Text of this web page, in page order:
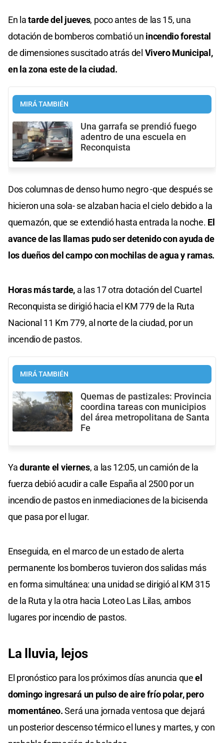
En latarde del jueves, poco antes de las 15, una
dotación de bomberos combatió un incendio forestal
de dimensiones suscitado atrás del Vivero Municipal,
en la zona este de la ciudad.
MIRÁ TAMBIÉN
Una garrafa se prendió fuego
adentro de una escuela en
Reconquista
Dos columnas de denso humo negro -que después se
hicieron una sola- se alzaban hacia el cielo debido a la
quemazón, que se extendió hasta entrada la noche. El
avance de las llamas pudo ser detenido con ayuda de
los dueños del campo con mochilas de agua y ramas.
Horas más tarde, a las 17 otra dotación del Cuartel
Reconquista se dirigió hacia el KM 779 de la Ruta
Nacional 11 Km 779, al norte de la ciudad, por un
incendio de pastos.
MIRÁ TAMBIÉN
Quemas de pastizales: Provincia
coordina tareas con municipios
del área metropolitana de Santa
Fe
Yadurante el viernes, a las 12:05, un camión de la
fuerza debió acudir a calle España al 2500 por un
incendio de pastos en inmediaciones de la bicisenda
que pasa por el lugar.
Enseguida, en el marco de un estado de alerta
permanente los bomberos tuvieron dos salidas más
en forma simultánea: una unidad se dirigió al KM 315
de la Ruta y la otra hacia Loteo Las Lilas, ambos
lugares por incendio de pastos.
La lluvia, lejos
El pronóstico para los próximos días anuncia queel
domingo ingresará un pulso de aire frío polar, pero
momentáneo.Será una jornada ventosa que dejará
un posterior descenso térmico el lunes y martes, y con